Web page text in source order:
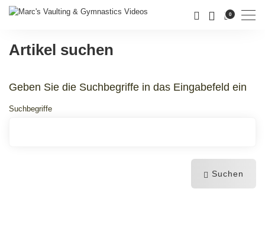
0
Artikel suchen
Geben Sie die Suchbegriffe in das Eingabefeld ein
Suchbegriffe
Suchen